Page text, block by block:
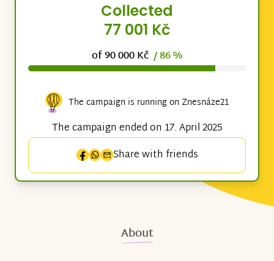
Collected
77 001 Kč
of 90 000 Kč / 86 %
The campaign is running on Znesnáze21
The campaign ended on 17. April 2025
Share with friends
About